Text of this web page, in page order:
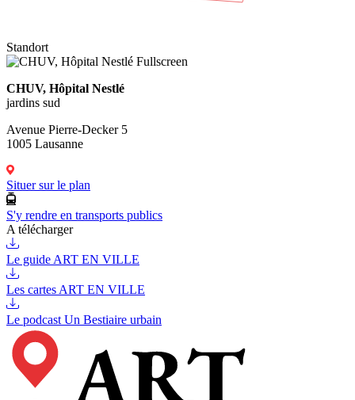
Standort
Fullscreen
CHUV, Hôpital Nestlé
jardins sud
Avenue Pierre-Decker 5
1005 Lausanne
Situer sur le plan
S'y rendre en transports publics
A télécharger
Le guide ART EN VILLE
Les cartes ART EN VILLE
Le podcast Un Bestiaire urbain